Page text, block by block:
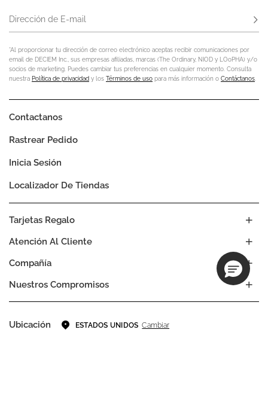
Dirección de E-mail
*Al proporcionar tu dirección de correo electrónico aceptas recibir comunicaciones por
email de DECIEM Inc., sus empresas afiliadas, marcas (The Ordinary, NIOD y LOoPHA) y/o
socios de marketing. Puedes cambiar tus preferencias en cualquier momento. Consulta
nuestra Política de privacidad y los Términos de uso para más información o Contáctanos
Compañía
Nuestros Compromisos
Atención Al Cliente
Tarjetas Regalo
Contactanos
Rastrear Pedido
Inicia Sesión
Localizador De Tiendas
Ubicación ESTADOS UNIDOS Cambiar